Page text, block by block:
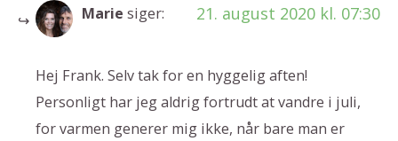
Marie siger: 21. august 2020 kl. 07:30
Hej Frank. Selv tak for en hyggelig aften!
Personligt har jeg aldrig fortrudt at vandre i juli,
for varmen generer mig ikke, når bare man er